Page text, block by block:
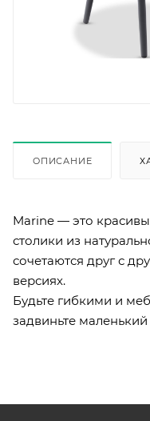
ОПИСАНИЕ
Marine — это
столики из
сочетаются друг с
версиях.
Будьте гибкими и
задвиньте